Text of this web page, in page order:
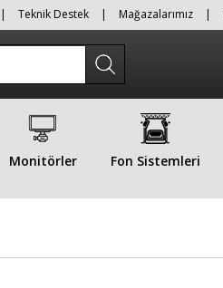
| Teknik Destek | Mağazalarımız |
Monitörler Fon Sistemleri